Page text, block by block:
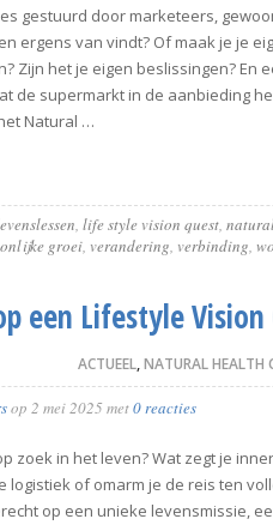
gestuurd door marketeers,
ergens van vindt? Of maak je je
Zijn het je eigen beslissingen? En
de supermarkt in de aanbieding
Natural …
, life style vision quest,
groei, verandering, verbinding,
een Lifestyle Vision
ACTUEEL,NATURAL HEALTH
op 2 mei 2025 met0 reacties
zoek in het leven? Wat zegt je
logistiek of omarm je de reis ten
op een unieke levensmissie,